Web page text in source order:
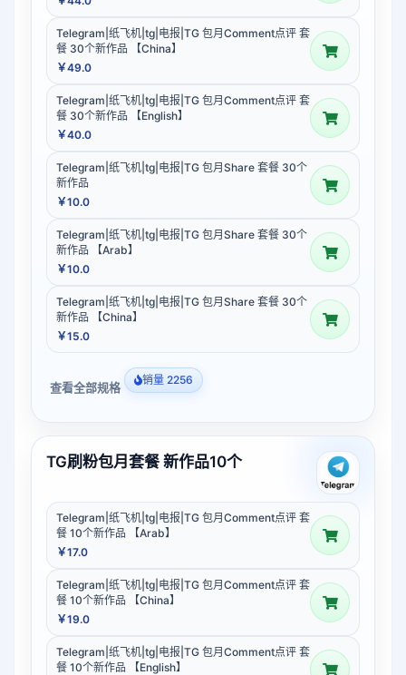
Telegram|纸飞机|tg|电报|TG 包月Comment点评 套
餐 30个新作品 【China】
￥49.0
Telegram|纸飞机|tg|电报|TG 包月Comment点评 套
餐 30个新作品 【English】
￥40.0
Telegram|纸飞机|tg|电报|TG 包月Share 套餐 30个
新作品
￥10.0
Telegram|纸飞机|tg|电报|TG 包月Share 套餐 30个
新作品 【Arab】
￥10.0
Telegram|纸飞机|tg|电报|TG 包月Share 套餐 30个
新作品 【China】
￥15.0
查看全部规格 销量 2256
TG刷粉包月套餐 新作品10个
Telegram|纸飞机|tg|电报|TG 包月Comment点评 套
餐 10个新作品 【Arab】
￥17.0
Telegram|纸飞机|tg|电报|TG 包月Comment点评 套
餐 10个新作品 【China】
￥19.0
Telegram|纸飞机|tg|电报|TG 包月Comment点评 套
餐 10个新作品 【English】